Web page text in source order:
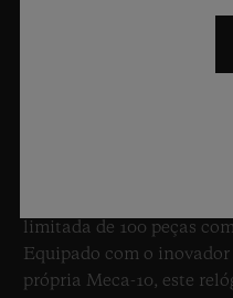
8 de julho de 2026,
Mestre da Safira, mais
limitada de 100 peças
Equipado com o
própria Meca-10, este